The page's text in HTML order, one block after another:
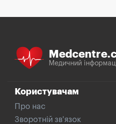
Медичний
Користувачам
Про нас
Зворотній зв'язок